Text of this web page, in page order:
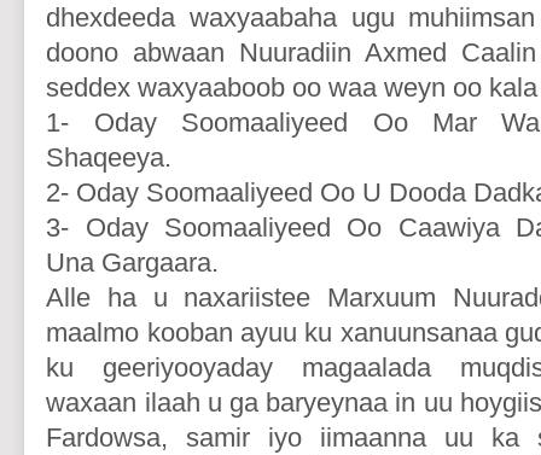
dhexdeeda waxyaabaha ugu
doono abwaan Nuuradiin Axmed
seddex waxyaaboob oo waa weyn oo
1- Oday Soomaaliyeed Oo Mar
Shaqeeya.
2- Oday Soomaaliyeed Oo U Dooda
3- Oday Soomaaliyeed Oo Caawiya
Una Gargaara.
Alle ha u naxariistee Marxuum
maalmo kooban ayuu ku xanuunsanaa
ku geeriyooyaday magaalada
waxaan ilaah u ga baryeynaa in uu
Fardowsa, samir iyo iimaanna uu ka